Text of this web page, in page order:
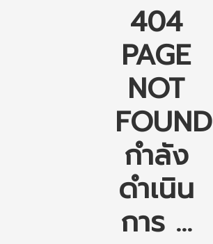
404
PAGE
NOT
FOUND
กำลัง
ดำเนิน
การ ...